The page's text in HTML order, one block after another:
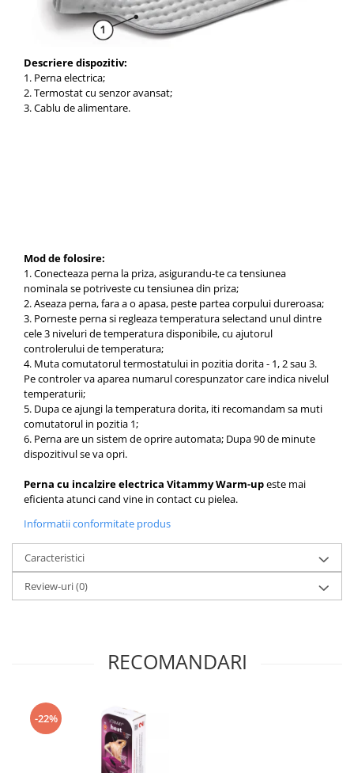
Descriere dispozitiv:
1. Perna electrica;
2. Termostat cu senzor avansat;
3. Cablu de alimentare.
Mod de folosire:
1. Conecteaza perna la priza, asigurandu-te ca tensiunea
nominala se potriveste cu tensiunea din priza;
2. Aseaza perna, fara a o apasa, peste partea corpului dureroasa;
3. Porneste perna si regleaza temperatura selectand unul dintre
cele 3 niveluri de temperatura disponibile, cu ajutorul
controlerului de temperatura;
4. Muta comutatorul termostatului in pozitia dorita - 1, 2 sau 3.
Pe controler va aparea numarul corespunzator care indica nivelul
temperaturii;
5. Dupa ce ajungi la temperatura dorita, iti recomandam sa muti
comutatorul in pozitia 1;
6. Perna are un sistem de oprire automata; Dupa 90 de minute
dispozitivul se va opri.
Perna cu incalzire electrica Vitammy Warm-upeste mai
eficienta atunci cand vine in contact cu pielea.
Informatii conformitate produs
Caracteristici
Review-uri(0)
RECOMANDARI
-22%